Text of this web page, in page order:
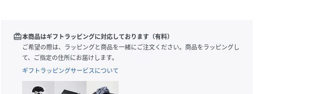
redeem本商品はギフトラッピングに対応しております（有料）
ご希望の際は、ラッピングと商品を一緒にご注文ください。商品をラッピングし
て、ご指定の住所にお届けします。
ギフトラッピングサービスについて